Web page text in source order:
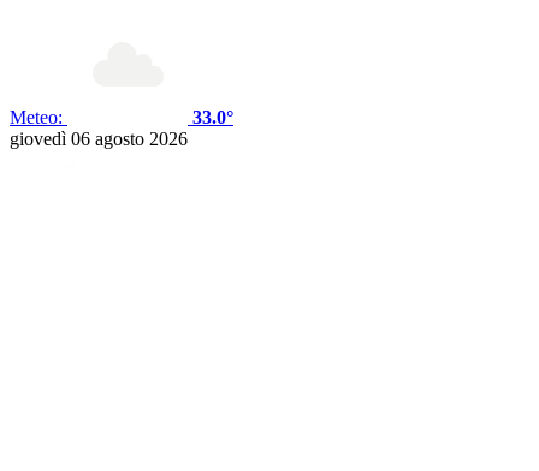
Meteo:
33.0°
giovedì 06 agosto 2026